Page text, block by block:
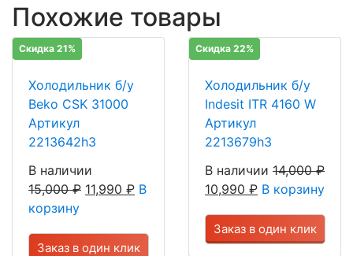
Похожие товары
Скидка 21%
Холодильник б/у
Beko CSK 31000
Артикул
2213642h3
В наличии
15,000₽ 11,990 ₽ В
корзину
Заказ в один клик
Скидка 22%
Холодильник б/у
Indesit ITR 4160 W
Артикул
2213679h3
В наличии 14,000₽
10,990 ₽ В корзину
Заказ в один клик